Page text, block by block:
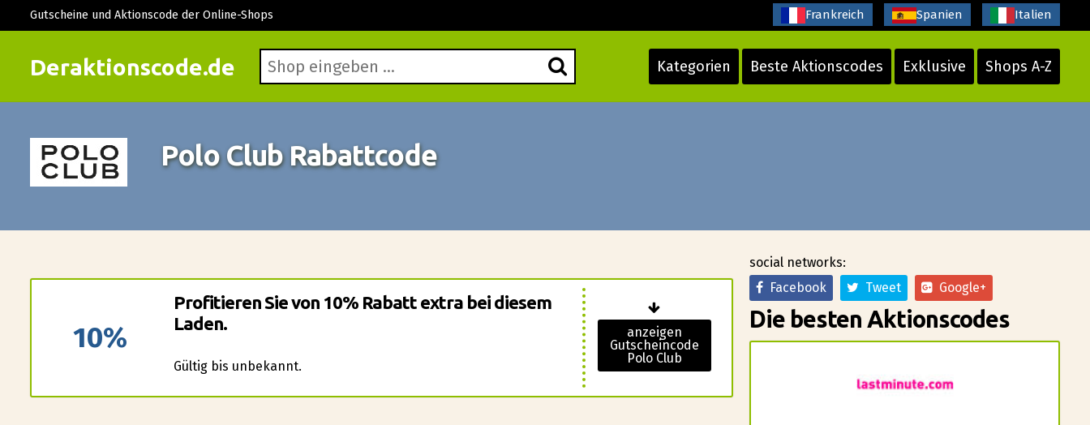
Deraktionscode.de Kategorien Beste Aktionscodes Exklusive Shops A-Z
Gutscheine und Aktionscode der Online-Shops Frankreich Spanien Italien
Polo Club Rabattcode
10%
Profitieren Sie von 10% Rabatt extra bei diesem
Laden.
Gültig bis unbekannt.
anzeigen
Gutscheincode
Polo Club
social networks:
Facebook
Tweet Google+
Die besten Aktionscodes